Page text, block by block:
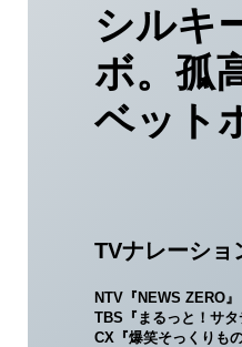
シルキ
ボ。孤
ベット
TVナレーショ
NTV『NEWS ZERO』
TBS『まるっと！サタ
CX『爆笑そっくりも